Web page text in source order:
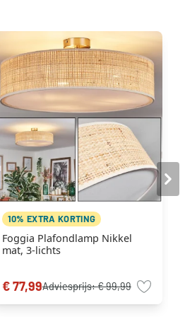
10% EXTRA KORTING
Foggia Plafondlamp Nikkel
mat, 3-lichts
€ 77,99Adviesprijs:€ 99,99